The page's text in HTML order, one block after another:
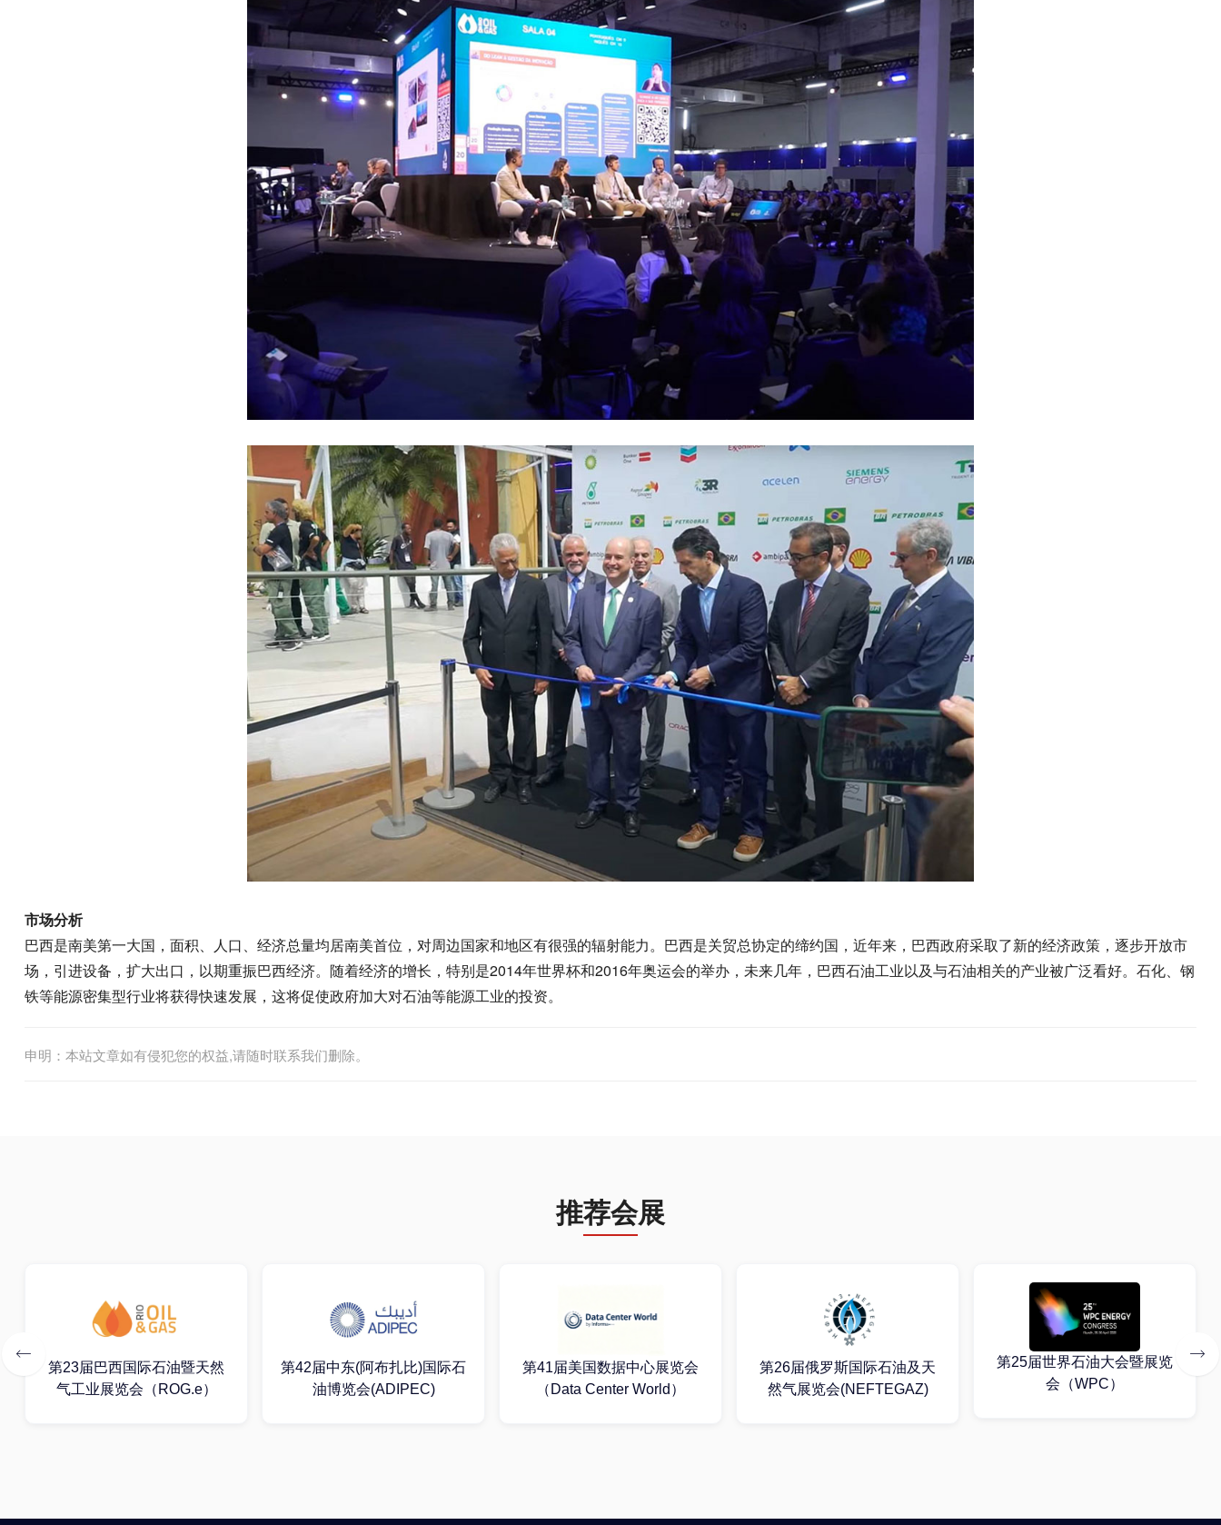
市场分析
巴西是南美第一大国，面积、人口、经济总量均居南美首位，对周边国家和地区有很强的辐射能力。巴西是关贸总协定的缔约国，近年来，巴西政府采取了新的经济政策，逐步开放市
场，引进设备，扩大出口，以期重振巴西经济。随着经济的增长，特别是2014年世界杯和2016年奥运会的举办，未来几年，巴西石油工业以及与石油相关的产业被广泛看好。石化、钢
铁等能源密集型行业将获得快速发展，这将促使政府加大对石油等能源工业的投资。
申明：本站文章如有侵犯您的权益,请随时联系我们删除。
推荐会展
第42届中东(阿布扎比)国际石
油博览会(ADIPEC)
第41届美国数据中心展览会
（Data Center World）
第26届俄罗斯国际石油及天
然气展览会(NEFTEGAZ)
第25届世界石油大会暨展览
会（WPC）
第22届亚洲石油天然气及石
化技术展览会(OGA)